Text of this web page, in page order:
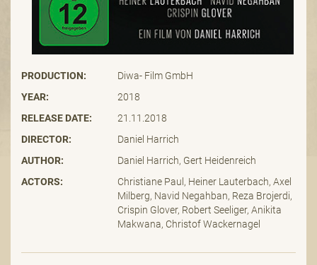
PRODUCTION:
Diwa- Film GmbH
YEAR:
2018
RELEASE DATE:
21.11.2018
DIRECTOR:
Daniel Harrich
AUTHOR:
Daniel Harrich, Gert Heidenreich
ACTORS:
Christiane Paul, Heiner Lauterbach, Axel
Milberg, Navid Negahban, Reza Brojerdi,
Crispin Glover, Robert Seeliger, Anikita
Makwana, Christof Wackernagel